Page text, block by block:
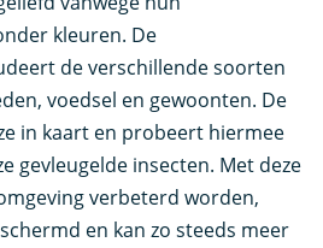
kleuren. De
de verschillende soorten
voedsel en gewoonten. De
in kaart en probeert hiermee
gevleugelde insecten. Met deze
verbeterd worden,
en kan zo steeds meer